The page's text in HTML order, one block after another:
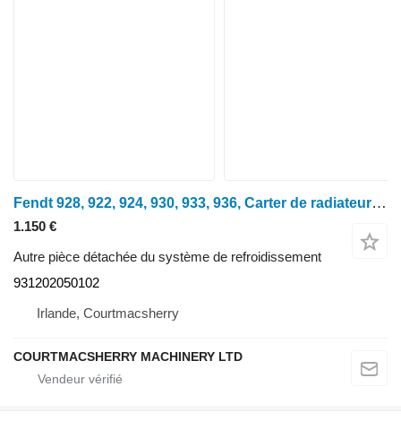
Fendt 928, 922, 924, 930, 933, 936, Carter de radiateur 931202050102 pour tracteur à roues 928
1.150 €
Autre pièce détachée du système de refroidissement
931202050102
Irlande, Courtmacsherry
COURTMACSHERRY MACHINERY LTD